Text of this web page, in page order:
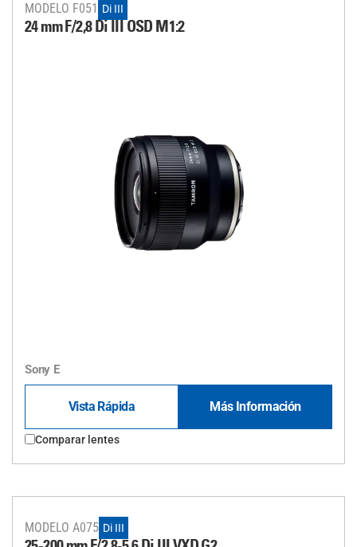
MODELO F051 Di III
24 mm F/2,8Di IIIOSD M1:2
Sony E
Vista Rápida Más Información
Comparar lentes
MODELO A075 Di III